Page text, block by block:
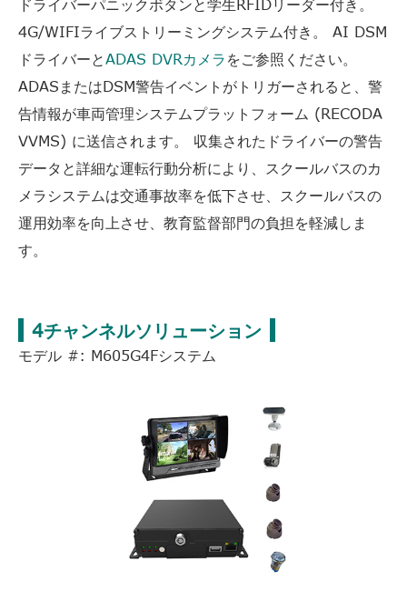
ドライバーパニックボタンと学生RFIDリーダー付き。
4G/WIFIライブストリーミングシステム付き。 AI DSM
ドライバーとADAS DVRカメラ をご参照ください。
ADASまたはDSM警告イベントがトリガーされると、警
告情報が車両管理システムプラットフォーム (RECODA
VVMS) に送信されます。 収集されたドライバーの警告
データと詳細な運転行動分析により、スクールバスのカ
メラシステムは交通事故率を低下させ、スクールバスの
運用効率を向上させ、教育監督部門の負担を軽減しま
す。
4チャンネルソリューション
モデル #: M605G4Fシステム